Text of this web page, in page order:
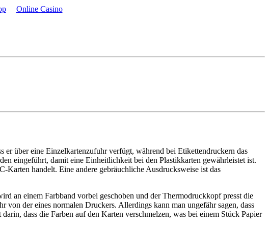
Online Casino
er über eine Einzelkartenzufuhr verfügt, während bei Etikettendruckern das
eingeführt, damit eine Einheitlichkeit bei den Plastikkarten gewährleistet ist.
Karten handelt. Eine andere gebräuchliche Ausdrucksweise ist das
an einem Farbband vorbei geschoben und der Thermodruckkopf presst die
der eines normalen Druckers. Allerdings kann man ungefähr sagen, dass
dass die Farben auf den Karten verschmelzen, was bei einem Stück Papier